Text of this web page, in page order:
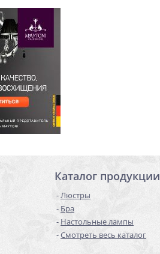
Каталог продукции
Люстры
Бра
Настольные лампы
Смотреть весь каталог